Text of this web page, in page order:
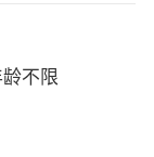
不限